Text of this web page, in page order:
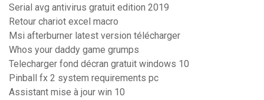
Serial avg antivirus gratuit edition 2019
Retour chariot excel macro
Msi afterburner latest version télécharger
Whos your daddy game grumps
Telecharger fond décran gratuit windows 10
Pinball fx 2 system requirements pc
Assistant mise à jour win 10